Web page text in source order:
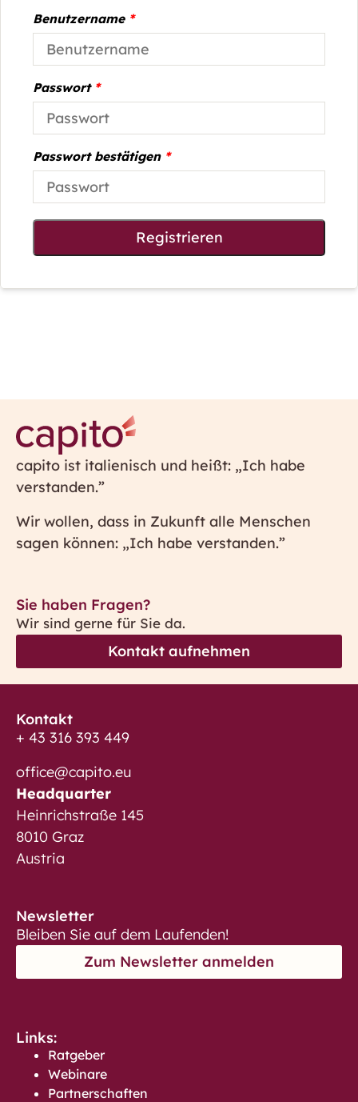
Benutzername *
Passwort *
Passwort bestätigen *
Registrieren
capito ist italienisch und heißt: „Ich habe
verstanden.”
Wir wollen, dass in Zukunft alle Menschen
sagen können: „Ich habe verstanden.”
Sie haben Fragen?
Wir sind gerne für Sie da.
Kontakt aufnehmen
Kontakt
+ 43 316 393 449
office@capito.eu
Headquarter
Heinrichstraße 145
8010 Graz
Austria
Newsletter
Bleiben Sie auf dem Laufenden!
Zum Newsletter anmelden
Links:
Ratgeber
Webinare
Partnerschaften